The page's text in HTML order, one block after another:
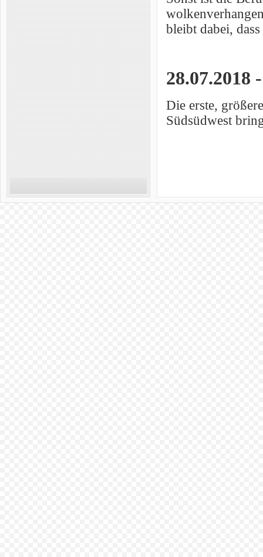
bleibt dabei,
28.07.2018
Die erste,
Südsüdwest